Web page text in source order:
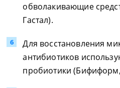
обволакивающие
Гастал).
Для восстановления
антибиотиков
пробиотики